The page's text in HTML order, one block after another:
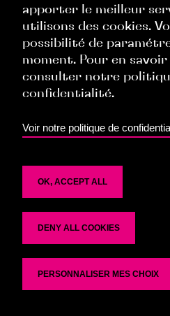
Politique Commerciale
Politique Ressources Humaines
Politique de confidentialité
Se désinscrire de la liste de
apporter le meilleur
utilisons des cookies.
possibilité de
moment. Pour en
consulter notre
confidentialité.
OK, ACCEPT ALL
DENY ALL COOKIES
PERSONNALISER MES CHOIX
Voir notre politique de